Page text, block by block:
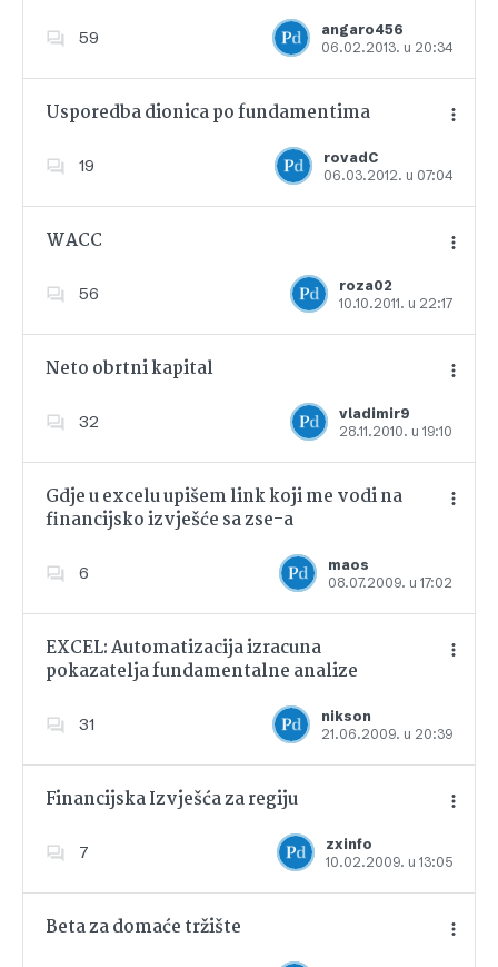
59
angaro456
06.02.2013. u 20:34
Usporedba dionica po fundamentima
19
rovadC
06.03.2012. u 07:04
Dodajte u favorite
WACC
56
roza02
10.10.2011. u 22:17
Dodajte u favorite
Neto obrtni kapital
32
vladimir9
28.11.2010. u 19:10
Dodajte u favorite
Gdje u excelu upišem link koji me vodi na
financijsko izvješće sa zse-a
6
maos
08.07.2009. u 17:02
Dodajte u favorite
EXCEL: Automatizacija izracuna
pokazatelja fundamentalne analize
31
nikson
21.06.2009. u 20:39
Dodajte u favorite
Financijska Izvješća za regiju
7
zxinfo
10.02.2009. u 13:05
Dodajte u favorite
Beta za domaće tržište